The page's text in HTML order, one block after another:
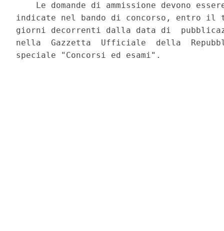
Le domande di ammissione devono
indicate nel bando di concorso, entro il
giorni decorrenti dalla data di
nella  Gazzetta  Ufficiale  della
speciale "Concorsi ed esami".